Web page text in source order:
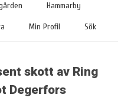
Hammarby
Min Profil Sök
skott av Ring
Degerfors